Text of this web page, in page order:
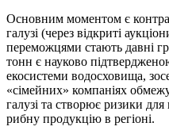
Основним моментом є
галузі (через відкриті
переможцями стають давні
тонн є науково
екосистеми водосховища,
«сімейних» компаніях
галузі та створює ризики
рибну продукцію в регіоні.